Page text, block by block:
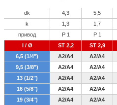
dk 4,3 5,5
k
1,3 1,7
привод
P 1 P 1
l / Ø
ST 2,2 ST 2,9
6,5 (1/4")
А2/А4 А2/А4
9,5 (3/8")
А2/А4 А2/А4
13 (1/2")
А2/А4 А2/А4
16 (5/8")
А2/А4 А2/А4
19 (3/4")
А2/А4 А2/А4